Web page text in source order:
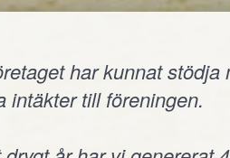
har kunnat
intäkter till föreningen.